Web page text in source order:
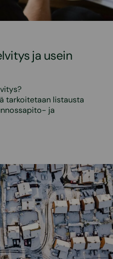
ja usein
tarkoitetaan listausta
ja